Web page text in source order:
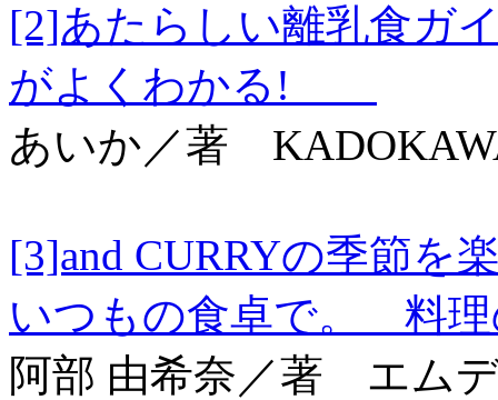
[2]あたらしい離乳食
がよくわかる!
あいか／著
[3]and CURRYの季節
いつもの食卓で。 料
阿部 由希奈／著 エム